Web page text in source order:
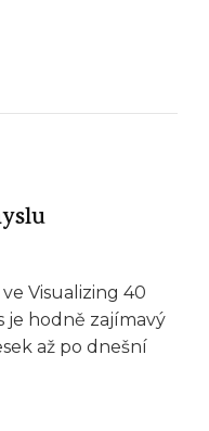
Visualizing 40
je hodně zajímavý
až po dnešní